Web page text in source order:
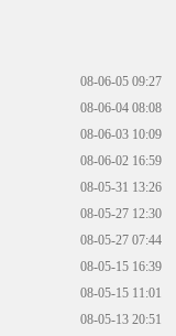
08-06-05 09:27
08-06-04 08:08
08-06-03 10:09
08-06-02 16:59
08-05-31 13:26
08-05-27 12:30
08-05-27 07:44
08-05-15 16:39
08-05-15 11:01
08-05-13 20:51